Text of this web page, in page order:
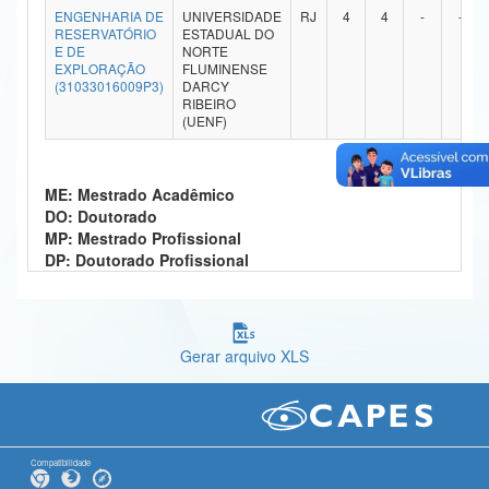
Ministério da Ciência, Tecnologia, Inovações e Comunicações
Ministério do Meio Ambiente
Controladoria-Geral da União
Ministério da Mulher, da Família e dos Direitos Humanos
Banco Central do Brasil
ENGENHARIA DE
RESERVATÓRIO
E DE
EXPLORAÇÃO
(31033016009P3)
UNIVERSIDADE
ESTADUAL DO
NORTE
FLUMINENSE
DARCY
RIBEIRO
(UENF)
RJ 4 4 - -
ME: Mestrado Acadêmico
DO: Doutorado
MP: Mestrado Profissional
DP: Doutorado Profissional
Gerar arquivo XLS
Compatibilidade